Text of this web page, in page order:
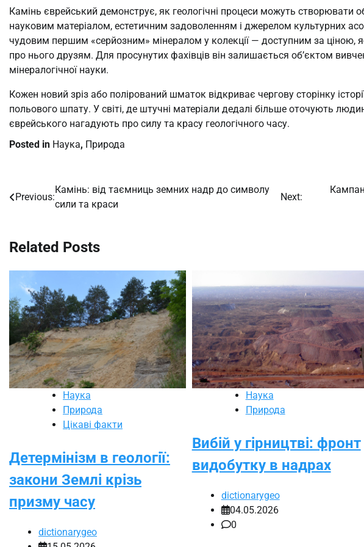
Камінь єврейський демонструє, як геологічні процеси можуть створювати
науковим матеріалом, естетичним задоволенням і джерелом культурних
чудовим першим «серйозним» мінералом у колекції — доступним за ціною,
про нього друзям. Для просунутих фахівців він залишається об’єктом
мінералогічної науки.
Кожен новий зріз або полірований шматок відкриває чергову сторінку
польового шпату. У світі, де штучні матеріали дедалі більше оточують
єврейського нагадують про силу та красу геологічного часу.
Posted in Наука, Природа
Post
Previous:
Камінь: від таємниць земних надр до символу
сили та краси
Next:
Related Posts
Наука
Природа
Цікаві факти
Детермінізм в геології:
закони Землі крізь
призму часу
dictionarygeo
Наука
Природа
Вибій у гірництві: фронт
видобутку в надрах
dictionarygeo
04.05.2026
0